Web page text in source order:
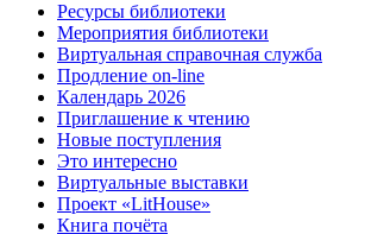
Ресурсы библиотеки
Мероприятия библиотеки
Виртуальная справочная служба
Продление on-line
Календарь 2026
Приглашение к чтению
Новые поступления
Это интересно
Виртуальные выставки
Проект «LitHouse»
Книга почёта